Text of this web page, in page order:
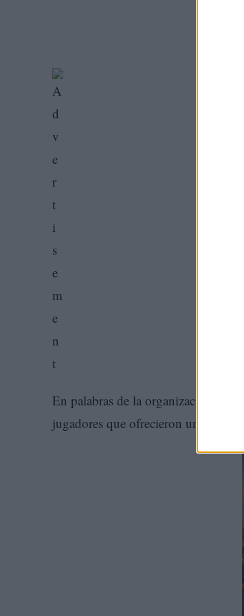
En palabras de la organización, fue
jugadores que ofrecieron un